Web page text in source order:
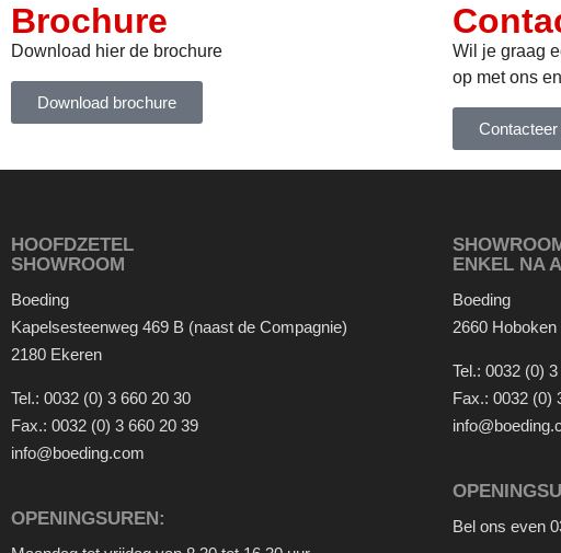
Brochure
Download hier de brochure
Download brochure
Wil je graag
op met ons
Contacteer
HOOFDZETEL
SHOWROOM
Boeding
Kapelsesteenweg 469 B (naast de Compagnie)
2180 Ekeren
Tel.: 0032 (0) 3 660 20 30
Fax.: 0032 (0) 3 660 20 39
info@boeding.com
OPENINGSUREN:
ENKEL NA
Boeding
2660 Hoboken
Tel.:0032 (0)
Fax.:0032 (0)
Bel ons even